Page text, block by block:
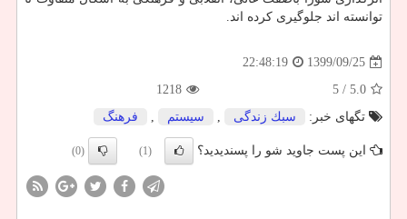
توانسته اند جلوگیری کرده اند.
1399/09/25
22:48:19
5.0
/ 5
1218
تگهای خبر:
سبك زندگی , سیستم , فرهنگ
این پست جاوید شو را پسندیدید؟ (1)
(0)